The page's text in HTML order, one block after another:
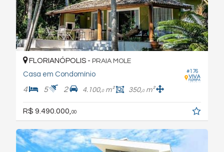
#176
FLORIANÓPOLIS - PRAIA MOLE
Casa em Condomínio
4 5 2 4.100,0m² 350,0m²
R$ 9.490.000, 00